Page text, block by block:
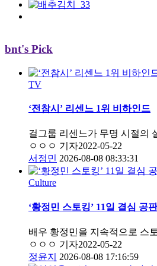
bnt's Pick
TV
‘전참시’ 리센느 1위 비하인드
걸그룹 리센느가 무명 시절의
ㅇㅇㅇ 기자2022-05-22
서정민 2026-08-08 08:33:31
Culture
‘황정민 스토킹’ 11일 결심 공판
배우 황정민을 지속적으로 스
ㅇㅇㅇ 기자2022-05-22
정윤지
2026-08-08 17:16:59